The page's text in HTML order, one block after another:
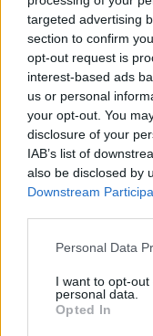
targeted advertising
section to confirm
opt-out request is
interest-based ads
us or personal
your opt-out. You
disclosure of your
IAB’s list of
also be disclosed by
Downstream
Personal Data
I want to opt-
personal data.
Opted In
Ir dar – esą
liudijimu,
pr. Kr. mirė
vapsvos
datuojamame
randamas
aprašymas.
Visgi pirmasis,
alergija, buvo
amžiuje pr. Kr.